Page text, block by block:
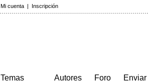
Mi cuenta | Inscripción
Temas
Autores
Foro